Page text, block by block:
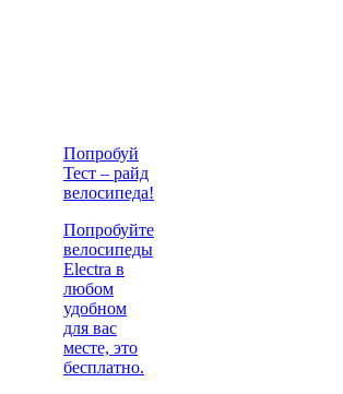
Попробуй
Тест – райд
велосипеда!
Попробуйте
велосипеды
Electra в
любом
удобном
для вас
месте, это
бесплатно.